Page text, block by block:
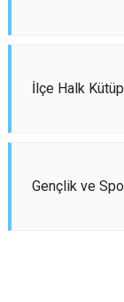
İlçe Halk
Gençlik ve